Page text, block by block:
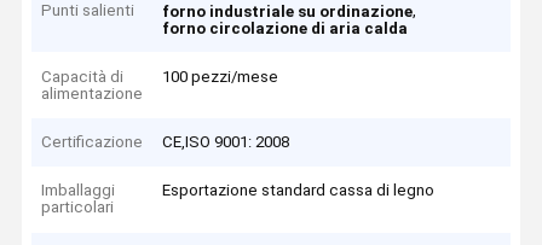
Punti salienti forno industriale su ordinazione,
forno circolazione di aria calda
Capacità di
alimentazione
100 pezzi/mese
Certificazione CE,ISO 9001: 2008
Imballaggi
particolari
Esportazione standard cassa di legno